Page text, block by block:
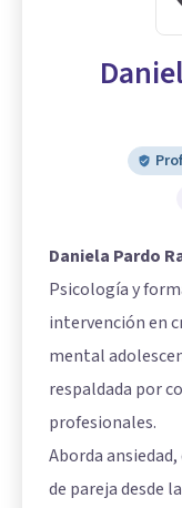
Daniela Pardo
Psicología y
intervención en
mental
respaldada por
profesionales.
Aborda
de pareja desde